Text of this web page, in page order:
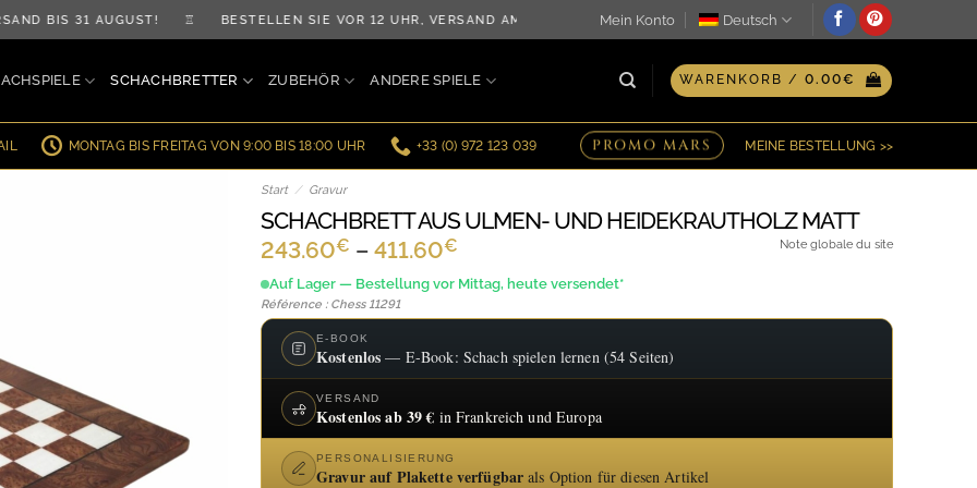
BIS 31 AUGUST! ♖ BESTELLEN SIE VOR 12 UHR, VERSAND AM SELBEN TAG ♖ OPTION FÜR PERSONALISIERTE GRAVUR
Mein Konto Deutsch
SCHACHBRETTER ZUBEHÖR ANDERE SPIELE WARENKORB / 0.00€
MONTAG BIS FREITAG VON 9:00 BIS 18:00 UHR +33 (0) 972 123 039 PROMO MARS MEINE BESTELLUNG >>
Start / Gravur
SCHACHBRETT AUS ULMEN- UND HEIDEKRAUTHOLZ MATT
243.60€ – 411.60€
243.60€
Auf Lager — Bestellung vor Mittag, heute versendet*
Référence : Chess 11291
Note globale du site
E-BOOK
Kostenlos — E-Book: Schach spielen lernen (54 Seiten)
VERSAND
Kostenlos ab 39 € in Frankreich und Europa
PERSONALISIERUNG
Gravur auf Plakette verfügbar als Option für diesen Artikel